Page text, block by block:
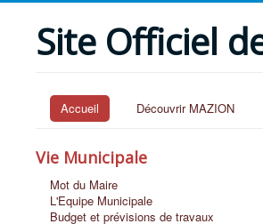
Site Officiel
Accueil Découvrir MAZION
Vie Municipale
Mot du Maire
L'Equipe Municipale
Budget et prévisions de travaux